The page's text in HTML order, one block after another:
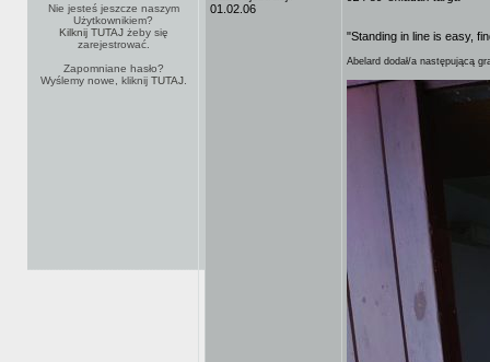
Nie jesteś jeszcze naszym
Użytkownikiem?
Kilknij TUTAJżeby się
zarejestrować.
Zapomniane hasło?
Wyślemy nowe, kliknij TUTAJ.
01.02.06
"Standing in line is easy,
Abelard dodał/a następującą